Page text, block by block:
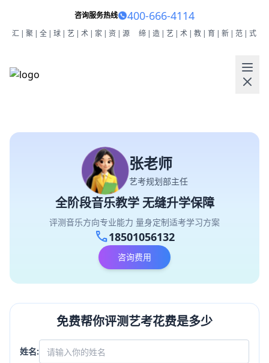
咨询服务热线 400-666-4114
汇|聚|全|球|艺|术|家|资|源 缔|造|艺|术|教|育|新|范|式
张老师
艺考规划部主任
全阶段音乐教学 无缝升学保障
评测音乐方向专业能力 量身定制适考学习方案
call18501056132
咨询费用
免费帮你评测艺考花费是多少
姓名: